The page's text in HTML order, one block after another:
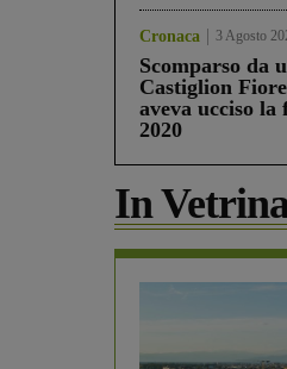
Cronaca 3 Agosto
Scomparso da
Castiglion
aveva ucciso la
2020
In